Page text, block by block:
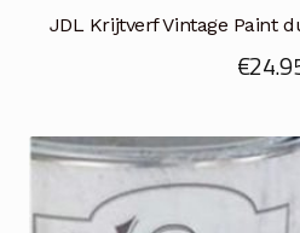
JDL Krijtverf Vintage Paint
€